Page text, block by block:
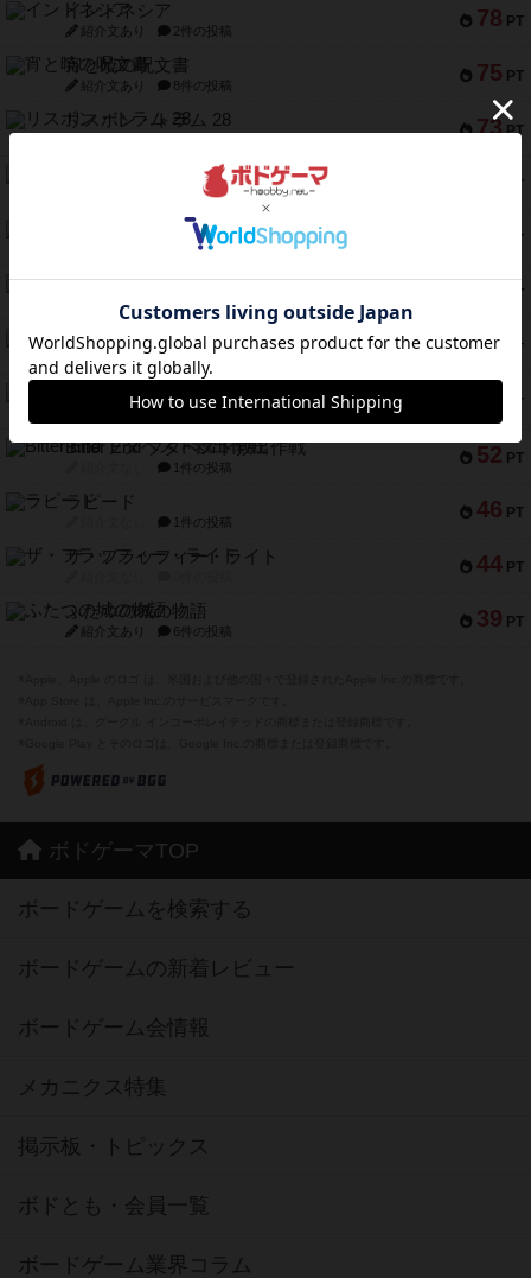
78 PT
インドネシア
紹介文あり 2件の投稿
75 PT
宵と暁の呪文書
紹介文あり 8件の投稿
73 PT
リスボン・トラム 28
PT
1件の投稿
PT
1件の投稿
PT
スペクタキュラー
紹介文なし 1件の投稿
59 PT
スモールワールド
紹介文あり 13件の投稿
PT
ギャンブラー
52 PT
Bitter End ブタペスト救出作戦
1件の投稿
46 PT
ラピード
1件の投稿
44 PT
ザ・フラッフィー・ライト
39 PT
ふたつの城の物語
紹介文あり 6件の投稿
ボドゲーマTOP
ボードゲームを検索する
ボードゲームの新着レビュー
ボードゲーム会情報
メカニクス特集
掲示板・トピックス
ボドとも・会員一覧
ボードゲーム業界コラム